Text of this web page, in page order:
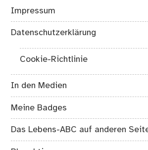
Impressum
Datenschutzerklärung
Cookie-Richtlinie
In den Medien
Meine Badges
Das Lebens-ABC auf anderen